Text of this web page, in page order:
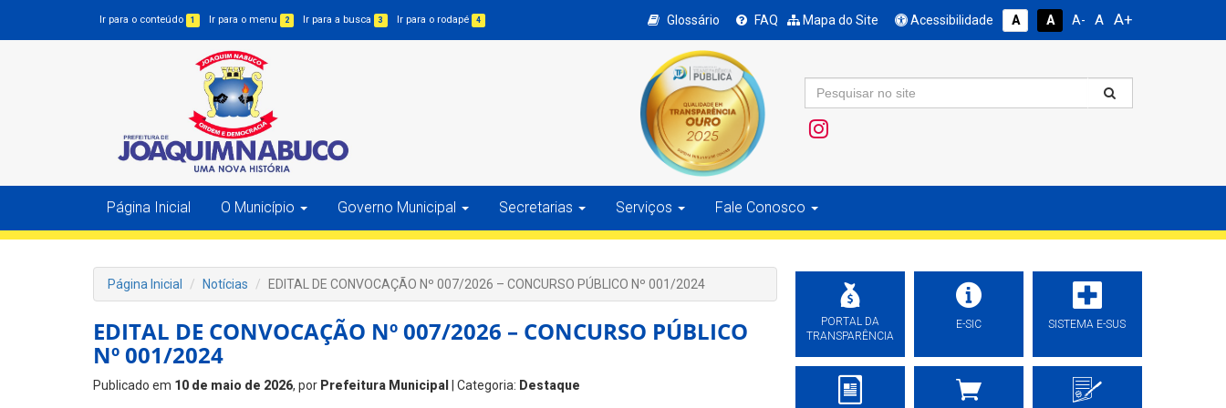
Ir para o conteúdo 1 Ir para o menu 2 Ir para a busca 3 Ir para o rodapé 4 Glossário FAQ Mapa do Site Acessibilidade A A A- A A+
Página Inicial O Município Governo Municipal Secretarias Serviços Fale Conosco
Página Inicial Notícias EDITAL DE CONVOCAÇÃO Nº 007/2026 – CONCURSO PÚBLICO Nº 001/2024
EDITAL DE CONVOCAÇÃO Nº 007/2026 – CONCURSO PÚBLICO
Nº 001/2024
Publicado em 10 de maio de 2026, por Prefeitura Municipal | Categoria: Destaque
PORTAL DA
TRANSPARÊNCIA
E-SIC SISTEMA E-SUS